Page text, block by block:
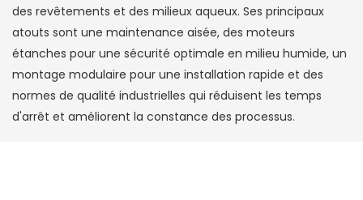
des revêtements et des milieux aqueux. Ses principaux
atouts sont une maintenance aisée, des moteurs
étanches pour une sécurité optimale en milieu humide, un
montage modulaire pour une installation rapide et des
normes de qualité industrielles qui réduisent les temps
d'arrêt et améliorent la constance des processus.